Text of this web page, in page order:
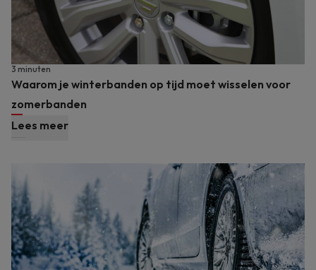
Waarom je winterbanden op tijd moet wisselen voor
zomerbanden
3 minuten
Lees meer